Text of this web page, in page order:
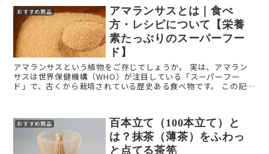
おすすめ商品
アマランサスとは｜食べ
方・レシピについて【栄養
素たっぷりのスーパーフー
ド】
アマランサスという植物をご存じでしょうか。 実は、アマラン
サスは世界保健機構（WHO）が注目している「スーパーフー
ド」で、古くから栽培されている歴史ある食べ物です。 この記事
おすすめ商品
百本立て（100本立て）と
は？抹茶（薄茶）をふわっ
と点てる茶筅